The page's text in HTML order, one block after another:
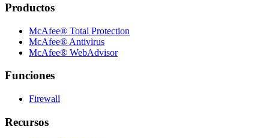
Productos
McAfee® Total Protection
McAfee® Antivirus
McAfee® WebAdvisor
Funciones
Firewall
Recursos